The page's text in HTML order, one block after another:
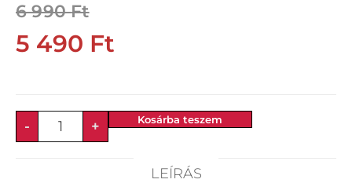
6 990Ft
5 490 Ft
- + Kosárba teszem
LEÍRÁS